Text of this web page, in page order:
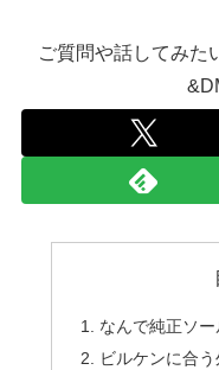
ご質問や話してみた
なんで純正ソ
ビルケンに合